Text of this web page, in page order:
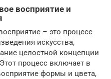
восприятие и
– это процесс
искусства,
целостной концепции
процесс включает в
формы и цвета,